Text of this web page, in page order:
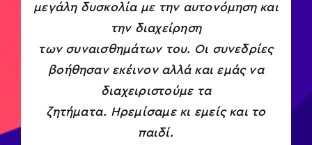
μεγάλη δυσκολία με την αυτονόμηση και
την διαχείρηση
των συναισθημάτων του. Οι συνεδρίες
βοήθησαν εκέινον αλλά και εμάς να
διαχειριστούμε τα
ζητήματα. Ηρεμίσαμε κι εμείς και το
παιδί.